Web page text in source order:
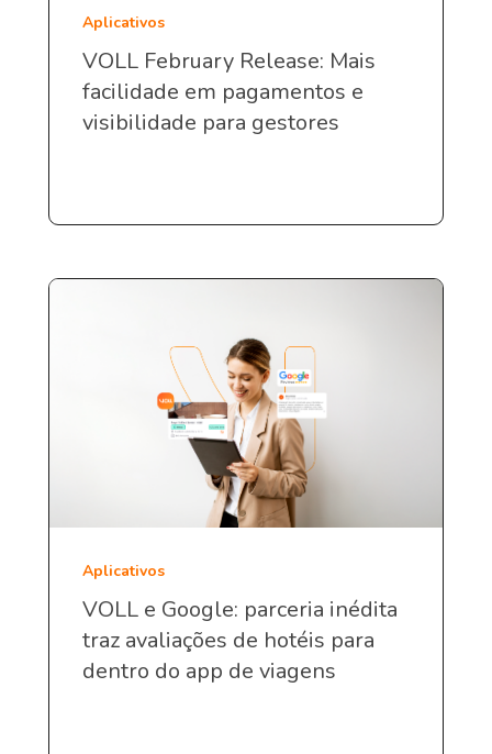
Aplicativos
VOLL February Release: Mais
facilidade em pagamentos e
visibilidade para gestores
Aplicativos
VOLL e Google: parceria inédita
traz avaliações de hotéis para
dentro do app de viagens